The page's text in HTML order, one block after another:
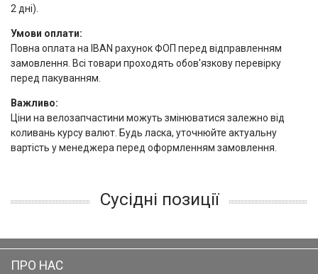
2 дні).
Умови оплати:
Повна оплата на IBAN рахунок ФОП перед відправленням
замовлення. Всі товари проходять обов'язкову перевірку
перед пакуванням.
Важливо:
Ціни на велозапчастини можуть змінюватися залежно від
коливань курсу валют. Будь ласка, уточнюйте актуальну
вартість у менеджера перед оформленням замовлення.
Сусідні позиції
ПРО НАС